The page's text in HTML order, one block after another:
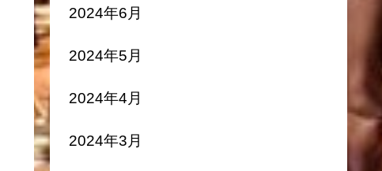
2024年6月
2024年5月
2024年4月
2024年3月